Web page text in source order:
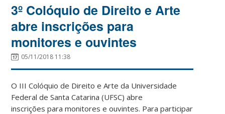
3º Colóquio de Direito e Arte
abre inscrições para
monitores e ouvintes
05/11/2018 11:38
O III Colóquio de Direito e Arte da Universidade
Federal de Santa Catarina (UFSC) abre
inscrições para monitores e ouvintes. Para participar